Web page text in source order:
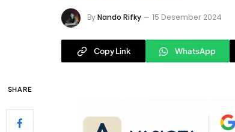
ByNando Rifky 15 Desember 2024
Copy Link WhatsApp
SHARE